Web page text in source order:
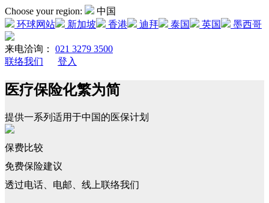
Choose your region:
中国
环球网站
新加坡 香港 迪拜 泰国 英国 墨西哥
来电洽询： 021 3279 3500
联络我们
登入
医疗保险化繁为简
提供一系列适用于中国的医保计划
保费比较
免费保险建议
透过电话、电邮、线上联络我们